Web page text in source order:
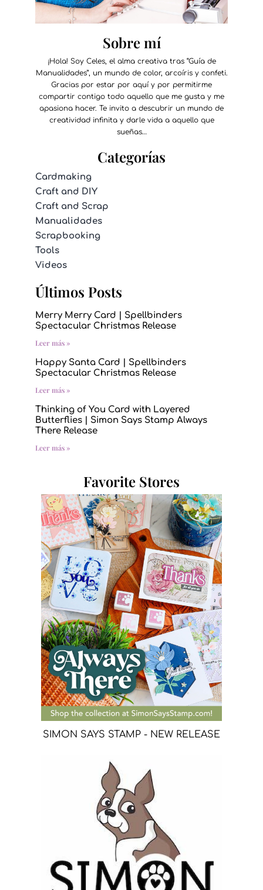
Sobre mí
¡Hola! Soy Celes, el alma creativa tras “Guía de
Manualidades”, un mundo de color, arcoíris y confeti.
Gracias por estar por aquí y por permitirme
compartir contigo todo aquello que me gusta y me
apasiona hacer. Te invito a descubrir un mundo de
creatividad infinita y darle vida a aquello que
sueñas…
Categorías
Cardmaking
Craft and DIY
Craft and Scrap
Manualidades
Scrapbooking
Tools
Videos
Últimos Posts
Merry Merry Card | Spellbinders
Spectacular Christmas Release
Leer más »
Happy Santa Card | Spellbinders
Spectacular Christmas Release
Leer más »
Thinking of You Card with Layered
Butterflies | Simon Says Stamp Always
There Release
Leer más »
Favorite Stores
SIMON SAYS STAMP - NEW RELEASE